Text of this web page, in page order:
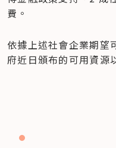
費。
依據上述社會企業期望
府近日頒布的可用資源